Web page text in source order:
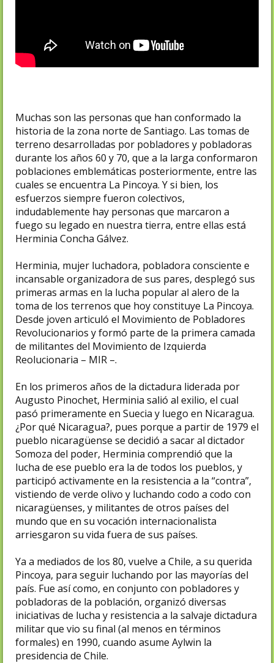
Muchas son las personas que han conformado la
historia de la zona norte de Santiago. Las tomas de
terreno desarrolladas por pobladores y pobladoras
durante los años 60 y 70, que a la larga conformaron
poblaciones emblemáticas posteriormente, entre las
cuales se encuentra La Pincoya. Y si bien, los
esfuerzos siempre fueron colectivos,
indudablemente hay personas que marcaron a
fuego su legado en nuestra tierra, entre ellas está
Herminia Concha Gálvez.
Herminia, mujer luchadora, pobladora consciente e
incansable organizadora de sus pares, desplegó sus
primeras armas en la lucha popular al alero de la
toma de los terrenos que hoy constituye La Pincoya.
Desde joven articuló el Movimiento de Pobladores
Revolucionarios y formó parte de la primera camada
de militantes del Movimiento de Izquierda
Reolucionaria – MIR –.
En los primeros años de la dictadura liderada por
Augusto Pinochet, Herminia salió al exilio, el cual
pasó primeramente en Suecia y luego en Nicaragua.
¿Por qué Nicaragua?, pues porque a partir de 1979 el
pueblo nicaragüense se decidió a sacar al dictador
Somoza del poder, Herminia comprendió que la
lucha de ese pueblo era la de todos los pueblos, y
participó activamente en la resistencia a la “contra”,
vistiendo de verde olivo y luchando codo a codo con
nicaragüenses, y militantes de otros países del
mundo que en su vocación internacionalista
arriesgaron su vida fuera de sus países.
Ya a mediados de los 80, vuelve a Chile, a su querida
Pincoya, para seguir luchando por las mayorías del
país. Fue así como, en conjunto con pobladores y
pobladoras de la población, organizó diversas
iniciativas de lucha y resistencia a la salvaje dictadura
militar que vio su final (al menos en términos
formales) en 1990, cuando asume Aylwin la
presidencia de Chile.